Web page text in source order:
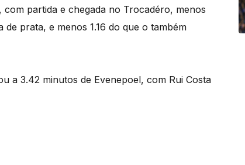
partida e chegada no Trocadéro, menos
de prata, e menos 1.16 do que o também
a 3.42 minutos de Evenepoel, com Rui Costa